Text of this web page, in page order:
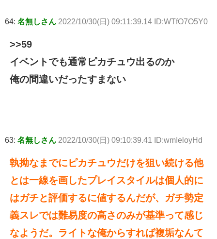
64: 名無しさん 2022/10/30(日) 09:11:39.14 ID:WTfO7O5Y0
>>59
イベントでも通常ピカチュウ出るのか
俺の間違いだったすまない
63: 名無しさん 2022/10/30(日) 09:10:39.41 ID:wmIeloyHd
執拗なまでにピカチュウだけを狙い続ける他
とは一線を画したプレイスタイルは個人的に
はガチと評価するに値するんだが、ガチ勢定
義スレでは難易度の高さのみが基準って感じ
なようだ。ライトな俺からすれば複垢なんて